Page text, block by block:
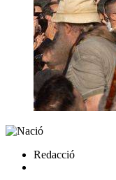
Redacció